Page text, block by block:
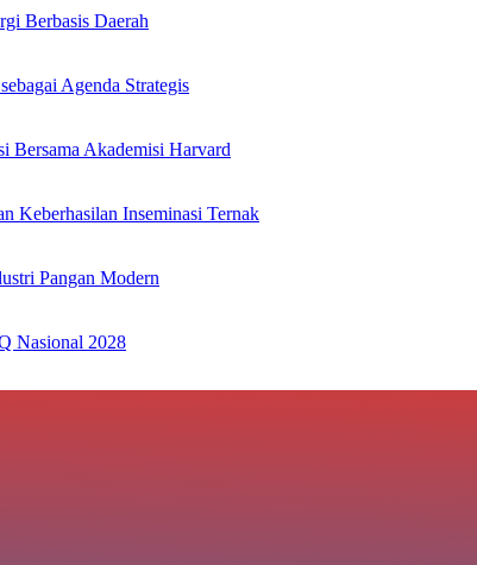
Berbasis Daerah
Agenda Strategis
Akademisi Harvard
Keberhasilan Inseminasi Ternak
Pangan Modern
Nasional 2028